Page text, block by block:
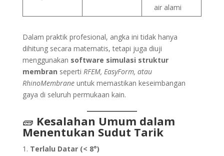
air alami
Dalam praktik profesional, angka ini tidak hanya
dihitung secara matematis, tetapi juga diuji
menggunakan software simulasi struktur
membran seperti RFEM, EasyForm, atau
RhinoMembraneuntuk memastikan keseimbangan
gaya di seluruh permukaan kain.
🧱 Kesalahan Umum dalam
Menentukan Sudut Tarik
Terlalu Datar (< 8°)